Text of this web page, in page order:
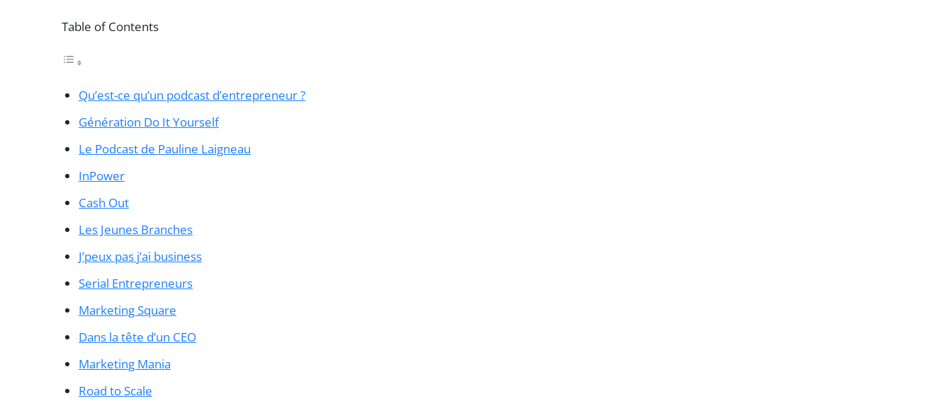
Table of Contents
Qu’est-ce qu’un podcast d’entrepreneur ?
Génération Do It Yourself
Le Podcast de Pauline Laigneau
InPower
Cash Out
Les Jeunes Branches
J’peux pas j’ai business
Serial Entrepreneurs
Marketing Square
Dans la tête d’un CEO
Marketing Mania
Road to Scale